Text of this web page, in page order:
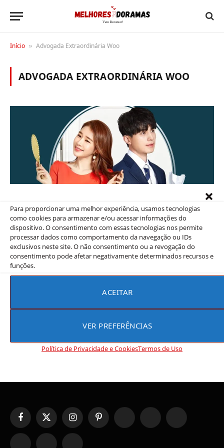
Para proporcionar uma melhor experiência, usamos tecnologias
como cookies para armazenar e/ou acessar informações do
dispositivo. O consentimento com essas tecnologias nos permite
processar dados como comportamento da navegação ou IDs
exclusivos neste site. O não consentimento ou a revogação do
consentimento pode afetar negativamente determinados recursos e
funções.
ACEITAR
VER PREFERÊNCIAS
Política de Privacidade e CookiesTermos de Uso
Início » Advogada Extraordinária Woo
ADVOGADA EXTRAORDINÁRIA WOO
DICAS
Os doramas de comédia romântica
coreanos que a crítica adora mas o
público ainda não descobriu
Rebeca Rios 23 de junho de 2026
Existem doramas de comédia romântica coreanos que
conquistaram a crítica especializada, mas ainda vivem na
sombra dos grandes sucessos populares.…
FacebookX
(Twitter)
InstagramPinterest YouTube Tumblr WhatsApp